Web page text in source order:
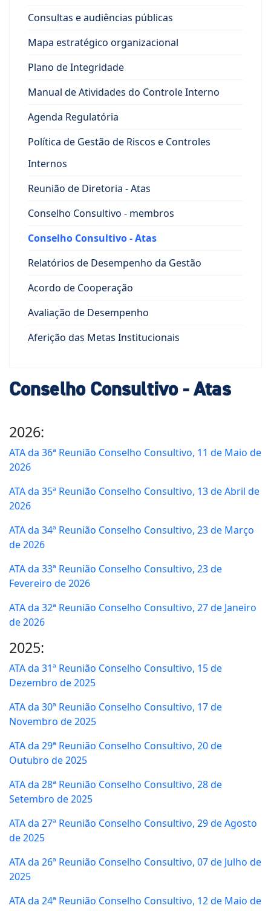
Consultas e audiências públicas
Mapa estratégico organizacional
Plano de Integridade
Manual de Atividades do Controle Interno
Agenda Regulatória
Política de Gestão de Riscos e Controles
Internos
Reunião de Diretoria - Atas
Conselho Consultivo - membros
Conselho Consultivo - Atas
Relatórios de Desempenho da Gestão
Acordo de Cooperação
Avaliação de Desempenho
Aferição das Metas Institucionais
Conselho Consultivo - Atas
2026:
ATA da 36ª Reunião Conselho Consultivo, 11 de Maio de
2026
ATA da 35ª Reunião Conselho Consultivo, 13 de Abril de
2026
ATA da 34ª Reunião Conselho Consultivo, 23 de Março
de 2026
ATA da 33ª Reunião Conselho Consultivo, 23 de
Fevereiro de 2026
ATA da 32ª Reunião Conselho Consultivo, 27 de Janeiro
de 2026
2025:
ATA da 31ª Reunião Conselho Consultivo, 15 de
Dezembro de 2025
ATA da 30ª Reunião Conselho Consultivo, 17 de
Novembro de 2025
ATA da 29ª Reunião Conselho Consultivo, 20 de
Outubro de 2025
ATA da 28ª Reunião Conselho Consultivo, 28 de
Setembro de 2025
ATA da 27ª Reunião Conselho Consultivo, 29 de Agosto
de 2025
ATA da 26ª Reunião Conselho Consultivo, 07 de Julho de
2025
ATA da 24ª Reunião Conselho Consultivo, 12 de Maio de